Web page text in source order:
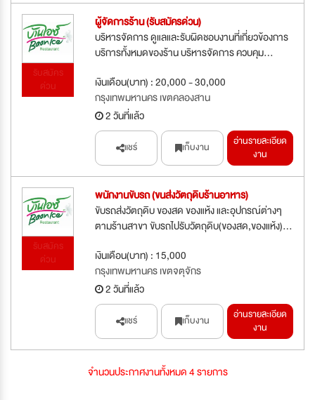
รับสมัคร
ด่วน
ผู้จัดการร้าน (รับสมัครด่วน)
บริหารจัดการ ดูแลและรับผิดชอบงานที่เกี่ยวข้องการ
บริการทั้งหมดของร้าน บริหารจัดการ ควบคุม...
เงินเดือน(บาท) : 20,000 - 30,000
กรุงเทพมหานคร เขตคลองสาน
2 วันที่แล้ว
แชร์ เก็บงาน
อ่านรายละเอียด
งาน
รับสมัคร
ด่วน
พนักงานขับรถ (ขนส่งวัตถุดิบร้านอาหาร)
ขับรถส่งวัตถุดิบ ของสด ของแห้ง และอุปกรณ์ต่างๆ
ตามร้านสาขา ขับรถไปรับวัตถุดิบ(ของสด,ของแห้ง)...
เงินเดือน(บาท) : 15,000
กรุงเทพมหานคร เขตจตุจักร
2 วันที่แล้ว
แชร์ เก็บงาน
อ่านรายละเอียด
งาน
จำนวนประกาศงานทั้งหมด 4 รายการ